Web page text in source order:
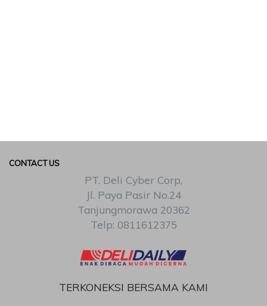
TERKONEKSI BERSAMA KAMI
CONTACT US
PT. Deli Cyber Corp,
Jl. Paya Pasir No.24
Tanjungmorawa 20362
Telp: 0811612375